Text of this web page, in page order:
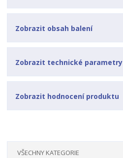
Zobrazit obsah balení
Zobrazit technické parametry
Zobrazit hodnocení produktu
VŠECHNY KATEGORIE